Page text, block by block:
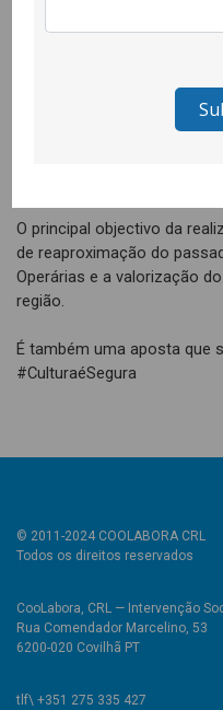
expressões artísticas.
O mote prende-se com a
operária da região da
da Estrela, recorrendo a
O principal objectivo da
de reaproximação do
Operárias e a valorização
região.
É também uma aposta que
#CulturaéSegura
© 2011-2024 COOLABORA CRL
Todos os direitos reservados
CooLabora, CRL — Intervenção
Rua Comendador Marcelino, 53
6200-020 Covilhã PT
tlf\ +351 275 335 427